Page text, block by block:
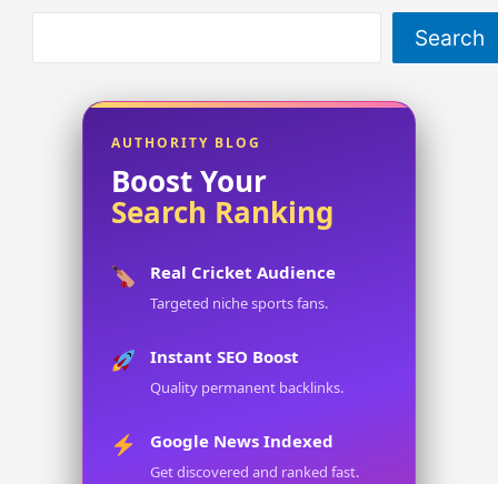
Search
AUTHORITY BLOG
Boost Your
Search Ranking
Real Cricket Audience
Targeted niche sports fans.
Instant SEO Boost
Quality permanent backlinks.
Google News Indexed
Get discovered and ranked fast.